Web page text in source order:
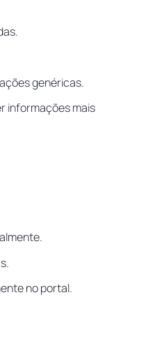
genéricas.
informações mais
no portal.